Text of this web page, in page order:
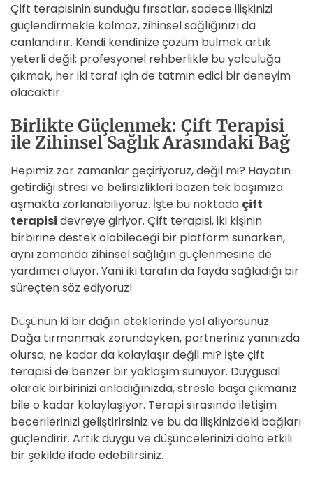
Çift terapisinin sunduğu fırsatlar, sadece ilişkinizi
güçlendirmekle kalmaz, zihinsel sağlığınızı da
canlandırır. Kendi kendinize çözüm bulmak artık
yeterli değil; profesyonel rehberlikle bu yolculuğa
çıkmak, her iki taraf için de tatmin edici bir deneyim
olacaktır.
Birlikte Güçlenmek: Çift Terapisi
ile Zihinsel Sağlık Arasındaki Bağ
Hepimiz zor zamanlar geçiriyoruz, değil mi? Hayatın
getirdiği stresi ve belirsizlikleri bazen tek başımıza
aşmakta zorlanabiliyoruz. İşte bu noktada çift
terapisi devreye giriyor. Çift terapisi, iki kişinin
birbirine destek olabileceği bir platform sunarken,
aynı zamanda zihinsel sağlığın güçlenmesine de
yardımcı oluyor. Yani iki tarafın da fayda sağladığı bir
süreçten söz ediyoruz!
Düşünün ki bir dağın eteklerinde yol alıyorsunuz.
Dağa tırmanmak zorundayken, partneriniz yanınızda
olursa, ne kadar da kolaylaşır değil mi? İşte çift
terapisi de benzer bir yaklaşım sunuyor. Duygusal
olarak birbirinizi anladığınızda, stresle başa çıkmanız
bile o kadar kolaylaşıyor. Terapi sırasında iletişim
becerilerinizi geliştirirsiniz ve bu da ilişkinizdeki bağları
güçlendirir. Artık duygu ve düşüncelerinizi daha etkili
bir şekilde ifade edebilirsiniz.